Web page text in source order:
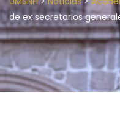
de ex secretarios